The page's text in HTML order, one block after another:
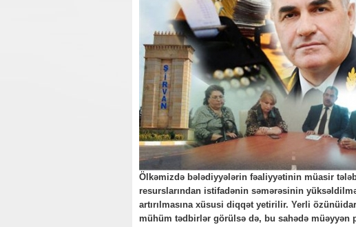
Ölkəmizdə bələdiyyələrin fəaliyyətinin müasir
resurslarından istifadənin səmərəsinin
artırılmasına xüsusi diqqət yetirilir. Yerli
mühüm tədbirlər görülsə də, bu sahədə müəyyən